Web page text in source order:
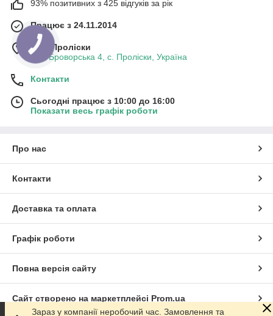
93% позитивних з 425 відгуків за рік
Працює з 24.11.2014
м. с. Проліски
вул. Броворська 4, с. Проліски, Україна
Контакти
Сьогодні працює з 10:00 до 16:00
Показати весь графік роботи
Про нас
Контакти
Доставка та оплата
Графік роботи
Повна версія сайту
Сайт створено на маркетплейсі Prom.ua
Зараз у компанії неробочий час. Замовлення та